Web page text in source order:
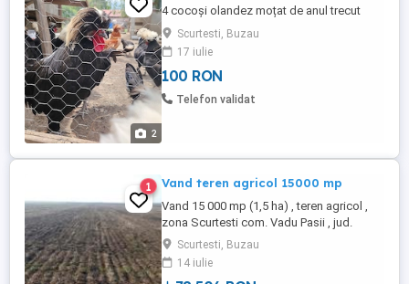
2
4 cocoși olandez moțat de anul trecut
Scurtesti, Buzau
17 iulie
100 RON
Telefon validat
1 Vand teren agricol 15000 mp
Vand 15 000 mp (1,5 ha) , teren agricol ,
zona Scurtesti com. Vadu Pasii , jud.
Buzau . Terenul este localizat in camp si
nu este afectat de autostrada . Terenul
este tot in acelasi loc - cu titlu de
Scurtesti, Buzau
14 iulie